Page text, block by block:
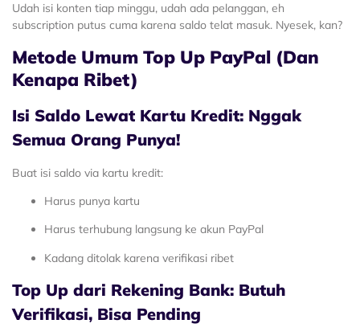
Udah isi konten tiap minggu, udah ada pelanggan, eh
subscription putus cuma karena saldo telat masuk. Nyesek, kan?
Metode Umum Top Up PayPal (Dan
Kenapa Ribet)
Isi Saldo Lewat Kartu Kredit: Nggak
Semua Orang Punya!
Buat isi saldo via kartu kredit:
Harus punya kartu
Harus terhubung langsung ke akun PayPal
Kadang ditolak karena verifikasi ribet
Top Up dari Rekening Bank: Butuh
Verifikasi, Bisa Pending